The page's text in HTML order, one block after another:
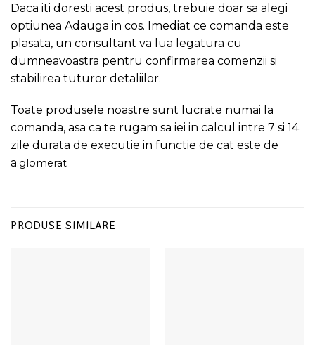
Daca iti doresti acest produs, trebuie doar sa alegi
optiunea Adauga in cos. Imediat ce comanda este
plasata, un consultant va lua legatura cu
dumneavoastra pentru confirmarea comenzii si
stabilirea tuturor detaliilor.
Toate produsele noastre sunt lucrate numai la
comanda, asa ca te rugam sa iei in calcul intre 7 si 14
zile durata de executie in functie de cat este de
a.glomerat
PRODUSE SIMILARE